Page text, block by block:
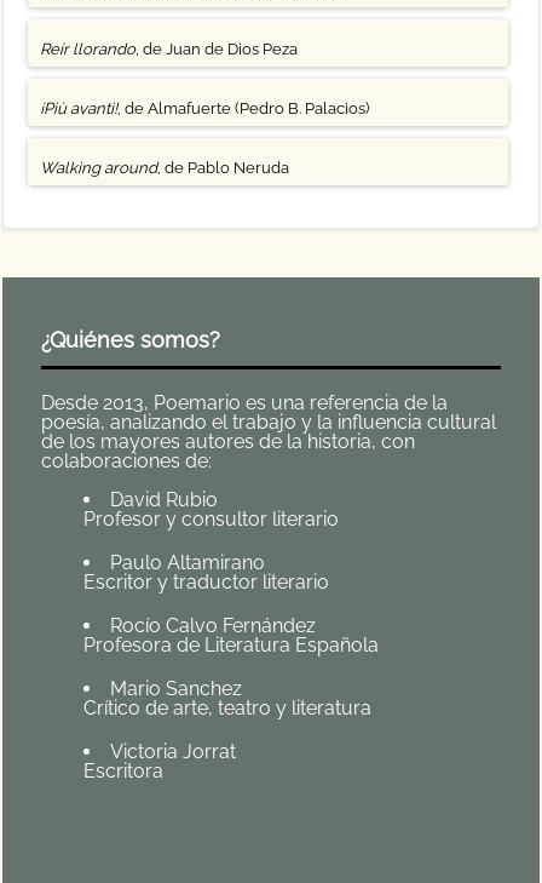
Reír llorando, de Juan de Dios Peza
¡Più avanti!, de Almafuerte (Pedro B. Palacios)
Walking around, de Pablo Neruda
¿Quiénes somos?
Desde 2013, Poemario es una referencia de la
poesía, analizando el trabajo y la influencia cultural
de los mayores autores de la historia, con
colaboraciones de:
David Rubio
Profesor y consultor literario
Paulo Altamirano
Escritor y traductor literario
Rocío Calvo Fernández
Profesora de Literatura Española
Mario Sanchez
Crítico de arte, teatro y literatura
Victoria Jorrat
Escritora